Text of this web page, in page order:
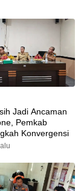
Jadi Ancaman
Pemkab
Konvergensi